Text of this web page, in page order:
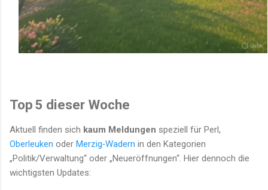
Top 5 dieser Woche
Aktuell finden sich kaum Meldungen speziell für Perl,
Oberleuken oder Merzig‑Wadern in den Kategorien
„Politik/Verwaltung“ oder „Neueröffnungen“. Hier dennoch die
wichtigsten Updates: